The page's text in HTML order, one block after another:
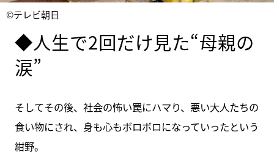
©テレビ朝日
◆人生で2回だけ見た“母親の
涙”
そしてその後、社会の怖い罠にハマり、悪い大人たちの
食い物にされ、身も心もボロボロになっていったという
紺野。